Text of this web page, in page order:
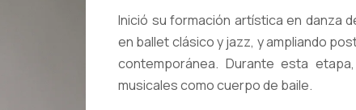
Inició su formación artística en danza
en ballet clásico y jazz, y ampliando
contemporánea. Durante esta
musicales como cuerpo de baile.